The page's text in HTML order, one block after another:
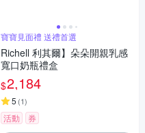
寶寶見面禮 送禮首選
Richell 利其爾】朵朵開親乳感
寬口奶瓶禮盒
$2,184
5 (1)
活動 券